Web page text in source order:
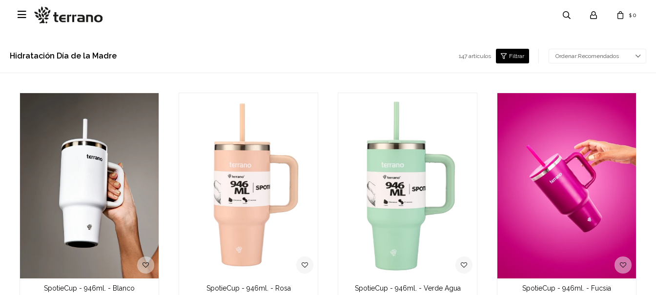
$ 0

Hidratación Día de la Madre 147 artículos Recomendados
SpotieCup - 946ml. - Blanco SpotieCup - 946ml. - Rosa SpotieCup - 946ml. - Verde Agua SpotieCup - 946ml. - Fucsia